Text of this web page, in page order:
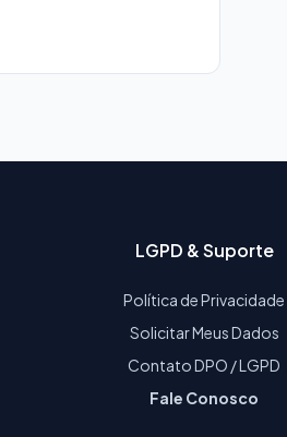
LGPD & Suporte
Política de Privacidade
Solicitar Meus Dados
Contato DPO / LGPD
Fale Conosco